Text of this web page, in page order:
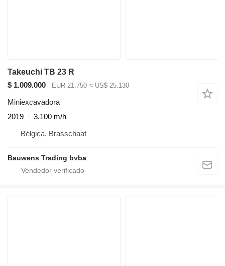
Takeuchi TB 23 R
$ 1.009.000
EUR 21.750 ≈ US$ 25.130
Miniexcavadora
2019
3.100 m/h
Bélgica, Brasschaat
Bauwens Trading bvba